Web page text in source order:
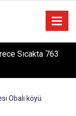
Sıcakta 763
Obalı köyü